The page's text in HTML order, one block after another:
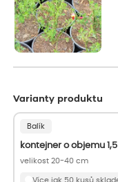
Varianty produktu
Balík
kontejner o objemu
velikost 20-40 cm
Více jak 50 kusů